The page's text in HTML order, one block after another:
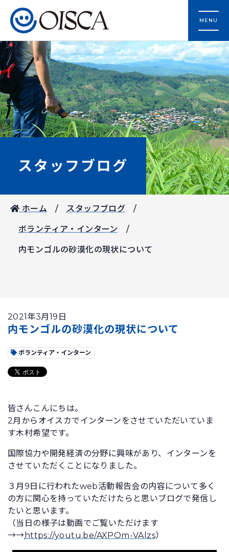
MENU
スタッフブログ
ホーム スタッフブログ
ボランティア・インターン
内モンゴルの砂漠化の現状について
2021年3月19日
内モンゴルの砂漠化の現状について
ボランティア・インターン
皆さんこんにちは。
2月からオイスカでインターンをさせていただいていま
す木村希望です。
国際協力や開発経済の分野に興味があり、インターンを
させていただくことになりました。
３月9日に行われたweb活動報告会の内容について多く
の方に関心を持っていただけたらと思いブログで発信し
たいと思います。
（当日の様子は動画でご覧いただけます
→→ https://youtu.be/AXPOm-VAlzs）